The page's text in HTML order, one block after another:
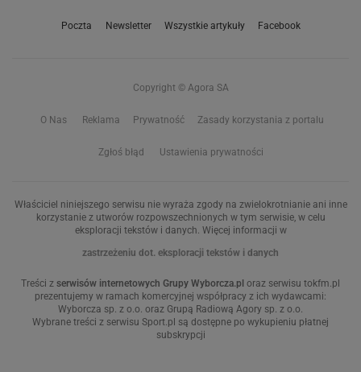
Poczta Newsletter Wszystkie artykuły Facebook
Copyright © Agora SA
O Nas Reklama Prywatność Zasady korzystania z portalu
Zgłoś błąd Ustawienia prywatności
Właściciel niniejszego serwisu nie wyraża zgody na zwielokrotnianie ani inne
korzystanie z utworów rozpowszechnionych w tym serwisie, w celu
eksploracji tekstów i danych. Więcej informacji w
zastrzeżeniu dot. eksploracji tekstów i danych
Treści z serwisów internetowych Grupy Wyborcza.pl oraz serwisu tokfm.pl
prezentujemy w ramach komercyjnej współpracy z ich wydawcami:
Wyborcza sp. z o.o. oraz Grupą Radiową Agory sp. z o.o.
Wybrane treści z serwisu Sport.pl są dostępne po wykupieniu płatnej
subskrypcji